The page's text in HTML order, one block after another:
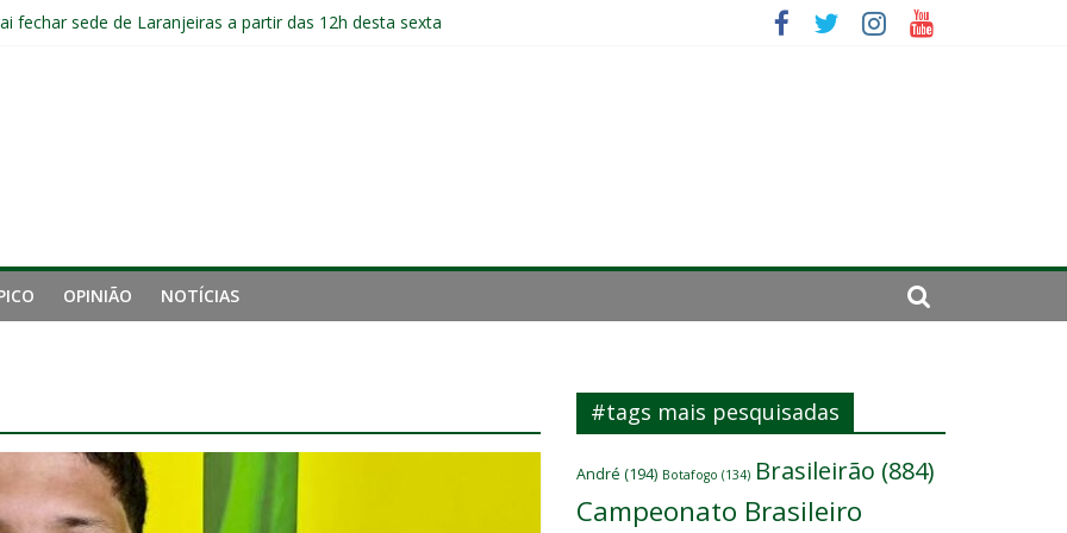
fechar sede de Laranjeiras a partir das 12h desta sexta
Ruan Sales
de gigantes da Inglaterra; Fluminense possui 10% dos direitos econômicos do atacante
OPINIÃO NOTÍCIAS
#tags mais pesquisadas
André (194) Botafogo (134) Brasileirão (884)
Campeonato Brasileiro